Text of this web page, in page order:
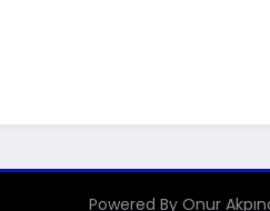
Powered By Onur